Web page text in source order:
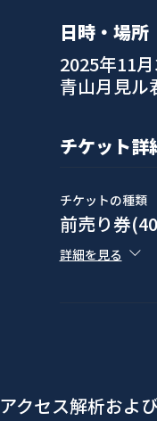
日時・場所
2025年11
青山月見
チケット詳
チケットの種類
前売り券
詳細を見る
アクセス解析およ